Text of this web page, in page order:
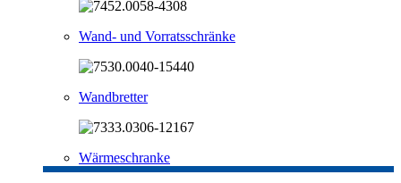
Wand- und Vorratsschränke
Wandbretter
Wärmeschranke